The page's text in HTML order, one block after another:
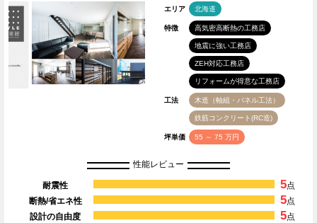
エリア 北海道
特徴 高気密高断熱の工務店
地震に強い工務店
ZEH対応工務店
リフォームが得意な工務店
工法 木造（軸組・パネル工法）
鉄筋コンクリート(RC造)
坪単価 55 ～ 75 万円
性能レビュー
耐震性 5点
断熱/省エネ性
5点
設計の自由度
5点